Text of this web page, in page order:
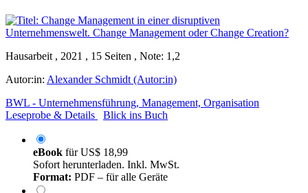
Hausarbeit , 2021 , 15 Seiten , Note: 1,2
Autor:in: Alexander Schmidt (Autor:in)
BWL - Unternehmensführung, Management, Organisation
Leseprobe & Details
Blick ins Buch
eBook fürUS$ 18,99
Sofort herunterladen. Inkl. MwSt.
Format: PDF – für alle Geräte